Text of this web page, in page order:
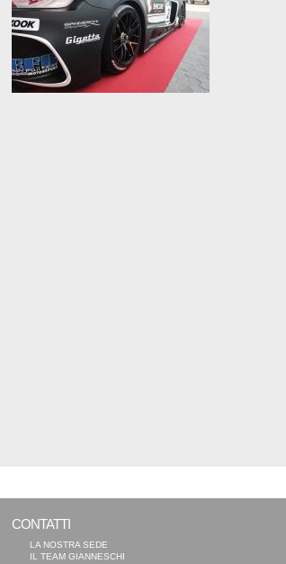
CONTATTI
LA NOSTRA SEDE
IL TEAM GIANNESCHI